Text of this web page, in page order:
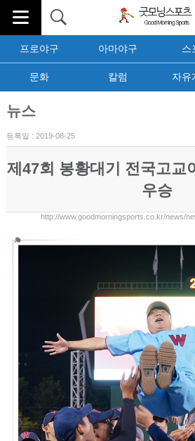
프로야구 아마야구 스
문화 칼럼 자유
뉴스
등록일 : 2019-08-25
제47회 봉황대기 전국고교
우승
http://www.goodmorningsports.co.kr/news/